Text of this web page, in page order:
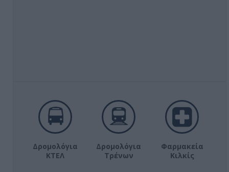
Δρομολόγια
ΚΤΕΛ
Δρομολόγια
Τρένων
Φαρμακεία
Κιλκίς